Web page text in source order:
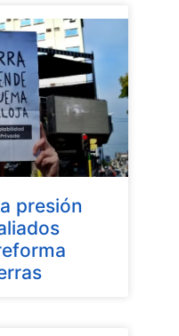
presión